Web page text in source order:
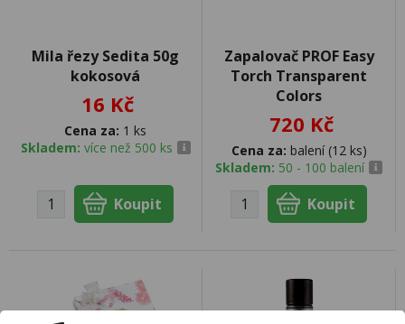
Mila řezy Sedita 50g
kokosová
16 Kč
Cena za: 1 ks
Skladem: více než 500 ks
Zapalovač PROF Easy
Torch Transparent
Colors
720 Kč
Cena za: balení (12 ks)
Skladem: 50 - 100 balení